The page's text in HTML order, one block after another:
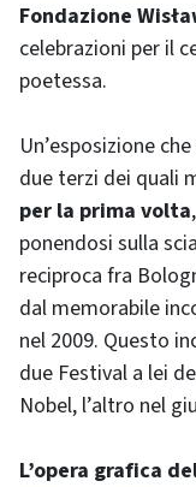
Fondazione
celebrazioni per il
poetessa.
Un’esposizione
due terzi dei quali
per la prima volta
ponendosi sulla
reciproca fra
dal memorabile
nel 2009. Questo
due Festival a lei
Nobel, l’altro nel
L’opera grafica